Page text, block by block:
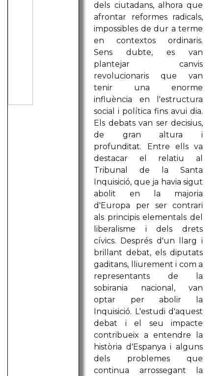
dels ciutadans, alhora que
afrontar reformes radicals,
impossibles de dur a terme
en contextos ordinaris.
Sens dubte, es van
plantejar canvis
revolucionaris que van
tenir una enorme
influència en l'estructura
social i política fins avui dia.
Els debats van ser decisius,
de gran altura i
profunditat. Entre ells va
destacar el relatiu al
Tribunal de la Santa
Inquisició, que ja havia sigut
abolit en la majoria
d'Europa per ser contrari
als principis elementals del
liberalisme i dels drets
cívics. Després d'un llarg i
brillant debat, els diputats
gaditans, lliurement i com a
representants de la
sobirania nacional, van
optar per abolir la
Inquisició. L'estudi d'aquest
debat i el seu impacte
contribueix a entendre la
història d'Espanya i alguns
dels problemes que
continua arrossegant la